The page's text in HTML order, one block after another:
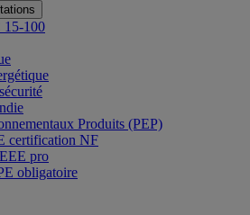
15-100
Produits (PEP)
certification NF
pro
obligatoire